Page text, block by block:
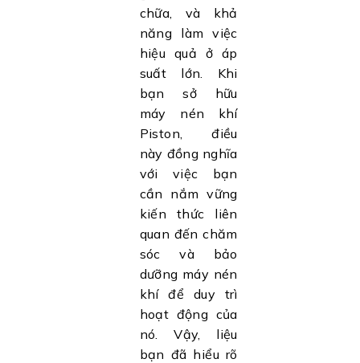
chữa, và khả
năng làm việc
hiệu quả ở áp
suất lớn. Khi
bạn sở hữu
máy nén khí
Piston, điều
này đồng nghĩa
với việc bạn
cần nắm vững
kiến thức liên
quan đến chăm
sóc và bảo
dưỡng máy nén
khí để duy trì
hoạt động của
nó. Vậy, liệu
bạn đã hiểu rõ